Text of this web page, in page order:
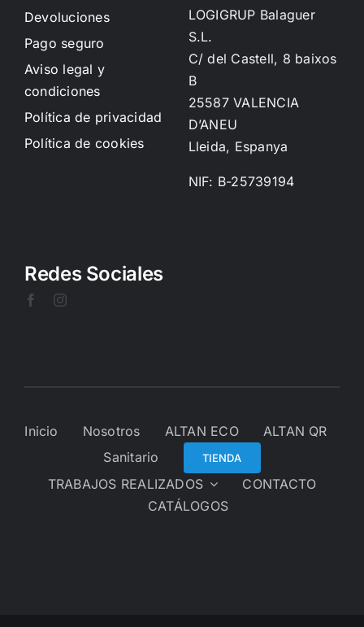
Devoluciones
Pago seguro
Aviso legal y
condiciones
Política de privacidad
Política de cookies
LOGIGRUP Balaguer
S.L.
C/ del Castell, 8 baixos
B
25587 VALENCIA
D’ANEU
Lleida, Espanya
NIF: B-25739194
Redes Sociales
Inicio Nosotros ALTAN ECO
ALTAN QR
Sanitario
TIENDA
TRABAJOS REALIZADOS
CONTACTO
CATÁLOGOS